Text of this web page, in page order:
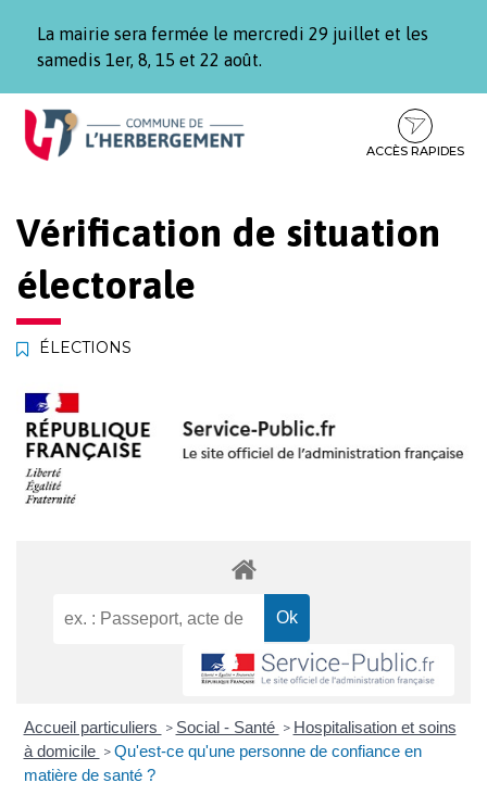
La mairie sera fermée le mercredi 29 juillet et les
samedis 1er, 8, 15 et 22 août.
Aller
Aller
contenu
Aller
pied
ACCÈS RAPIDES
Vérification de situation
électorale
ÉLECTIONS
Accueil particuliers > Social - Santé > Hospitalisation et soins
à domicile > Qu'est-ce qu'une personne de confiance en
matière de santé ?